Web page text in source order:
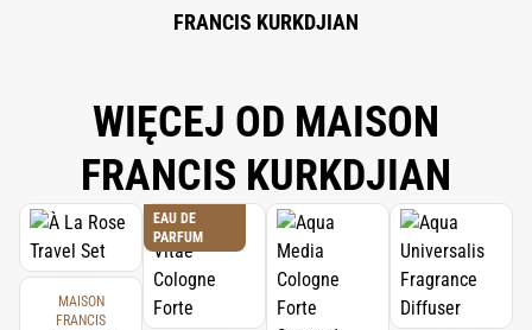
FRANCIS KURKDJIAN
WIĘCEJ OD MAISON
FRANCIS KURKDJIAN
MAISON
FRANCIS
EAU DE
PARFUM